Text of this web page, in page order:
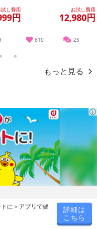
試し費用
円
お試し費用
12,980円
610 23
5
もっと見る
に＞アプリで健
詳細は
こちら